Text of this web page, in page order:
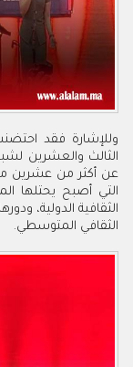
وللإشارة فقد احتضنت مدينة أزمور خلال هذه السنة الاجتماع الدولي
الثالث والعشرين
عن أكثر من عشرين
التي أصبح يحتلها
الثقافية الدولية،
الثقافي المتوسطي.